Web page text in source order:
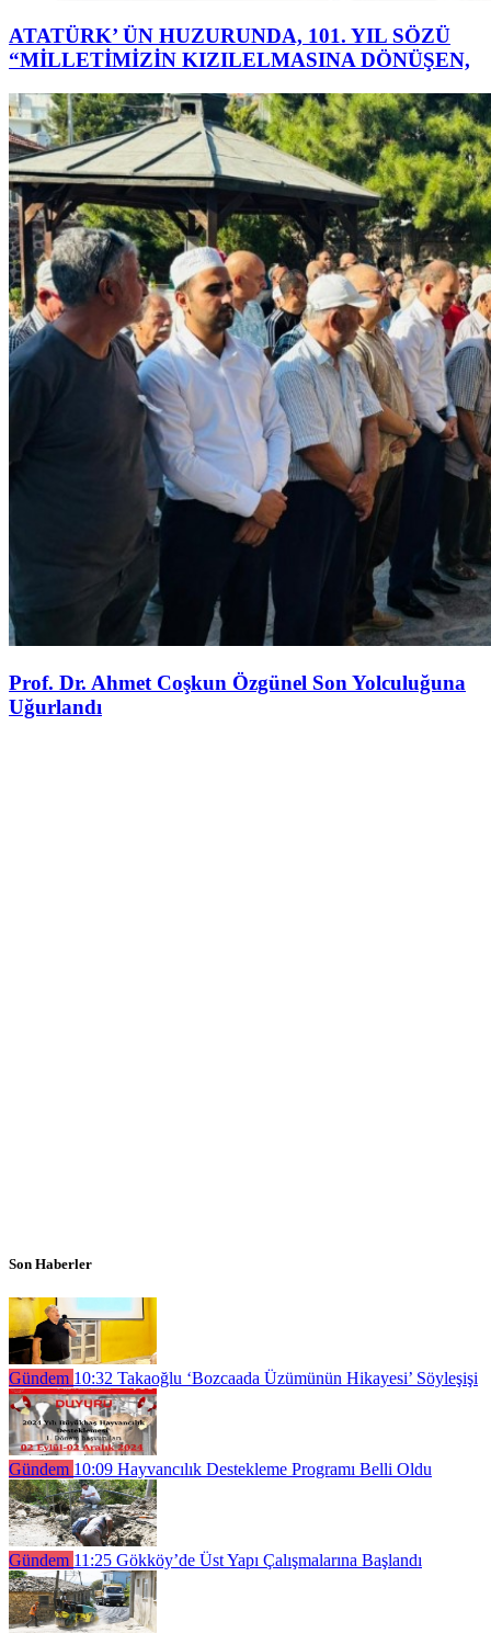
ATATÜRK’ ÜN HUZURUNDA, 101. YIL SÖZÜ
“MİLLETİMİZİN KIZILELMASINA DÖNÜŞEN,
Prof. Dr. Ahmet Coşkun Özgünel Son Yolculuğuna
Uğurlandı
Son Haberler
Gündem 10:32 Takaoğlu ‘Bozcaada Üzümünün Hikayesi’ Söyleşişi
Gündem 10:09 Hayvancılık Destekleme Programı Belli Oldu
Gündem 11:25 Gökköy’de Üst Yapı Çalışmalarına Başlandı